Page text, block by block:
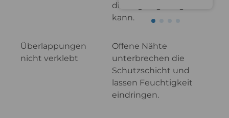
die Fugen gelangen
kann.
Überlappungen
nicht verklebt
Offene Nähte
unterbrechen die
Schutzschicht und
lassen Feuchtigkeit
eindringen.